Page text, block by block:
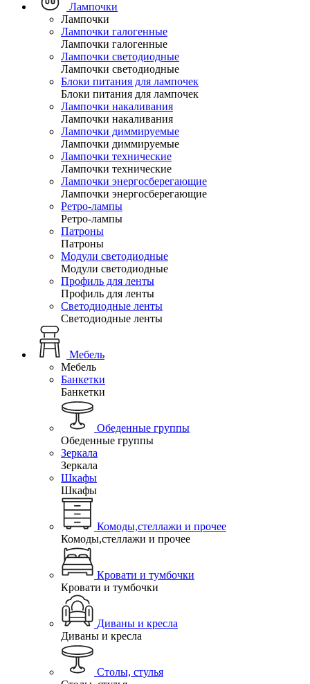
Лампочки
Лампочки
Лампочки галогенные
Лампочки галогенные
Лампочки светодиодные
Лампочки светодиодные
Блоки питания для лампочек
Блоки питания для лампочек
Лампочки накаливания
Лампочки накаливания
Лампочки диммируемые
Лампочки диммируемые
Лампочки технические
Лампочки технические
Лампочки энергосберегающие
Лампочки энергосберегающие
Ретро-лампы
Ретро-лампы
Патроны
Патроны
Модули светодиодные
Модули светодиодные
Профиль для ленты
Профиль для ленты
Светодиодные ленты
Светодиодные ленты
Мебель
Мебель
Банкетки
Банкетки
Обеденные группы
Обеденные группы
Зеркала
Зеркала
Шкафы
Шкафы
Комоды,стеллажи и прочее
Комоды,стеллажи и прочее
Кровати и тумбочки
Кровати и тумбочки
Диваны и кресла
Диваны и кресла
Столы, стулья